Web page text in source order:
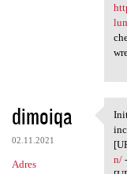
dimoiqa
02.11.2021
Adres
n/-